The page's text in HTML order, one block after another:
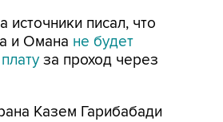
источники писал, что
и Омана не будет
за проход через
Казем Гарибабади